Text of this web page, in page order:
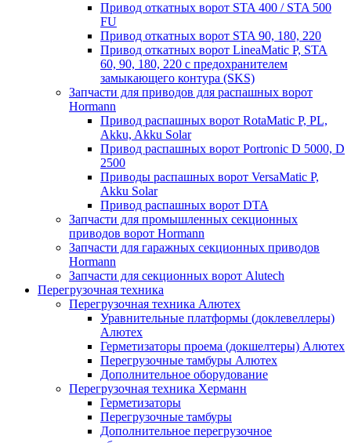
Привод откатных ворот STA 400 / STA 500
FU
Привод откатных ворот STA 90, 180, 220
Привод откатных ворот LineaMatic P, STA
60, 90, 180, 220 с предохранителем
замыкающего контура (SKS)
Запчасти для приводов для распашных ворот
Hormann
Привод распашных ворот RotaMatic P, PL,
Akku, Akku Solar
Привод распашных ворот Portronic D 5000, D
2500
Приводы распашных ворот VersaMatic P,
Akku Solar
Привод распашных ворот DTA
Запчасти для промышленных секционных
приводов ворот Hormann
Запчасти для гаражных секционных приводов
Hormann
Запчасти для секционных ворот Alutech
Перегрузочная техника
Перегрузочная техника Алютех
Уравнительные платформы (доклевеллеры)
Алютех
Герметизаторы проема (докшелтеры) Алютех
Перегрузочные тамбуры Алютех
Дополнительное оборудование
Перегрузочная техника Херманн
Герметизаторы
Перегрузочные тамбуры
Дополнительное перегрузочное